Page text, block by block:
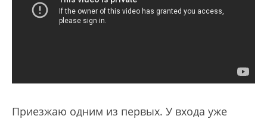
Приезжаю одним из первых. У входа уже